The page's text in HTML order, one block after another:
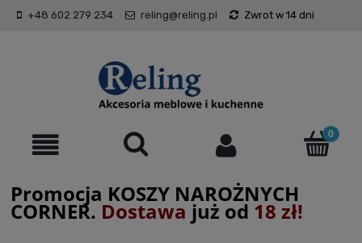
+48 602 279 234 reling@reling.pl Zwrot w 14 dni
Promocja KOSZY NAROŻNYCH
CORNER. Dostawa już od 18 zł!